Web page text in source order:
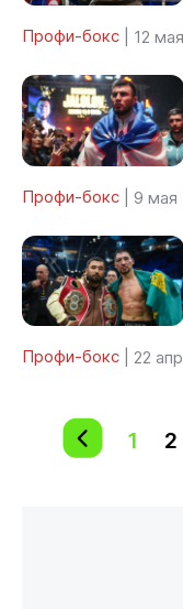
Профи-бокс 12
Профи-бокс 9 мая
Профи-бокс 22
1 2